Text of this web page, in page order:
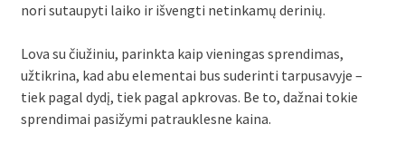
nori sutaupyti laiko ir išvengti netinkamų derinių.
Lova su čiužiniu, parinkta kaip vieningas sprendimas,
užtikrina, kad abu elementai bus suderinti tarpusavyje –
tiek pagal dydį, tiek pagal apkrovas. Be to, dažnai tokie
sprendimai pasižymi patrauklesne kaina.